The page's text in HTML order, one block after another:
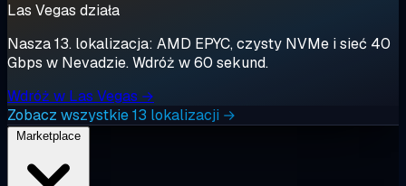
Las Vegas działa
Nasza 13. lokalizacja: AMD EPYC, czysty NVMe i sieć 40
Gbps w Nevadzie. Wdróż w 60 sekund.
Wdróż w Las Vegas →
Zobacz wszystkie 13 lokalizacji →